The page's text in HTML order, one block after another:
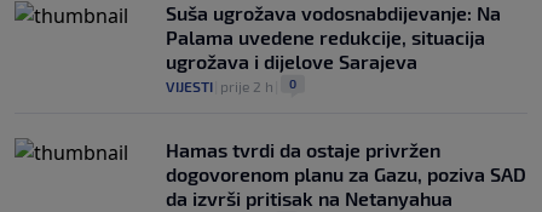
Suša ugrožava vodosnabdijevanje: Na
Palama uvedene redukcije, situacija
ugrožava i dijelove Sarajeva
VIJESTI prije 2 h 0
Hamas tvrdi da ostaje privržen
dogovorenom planu za Gazu, poziva SAD
da izvrši pritisak na Netanyahua